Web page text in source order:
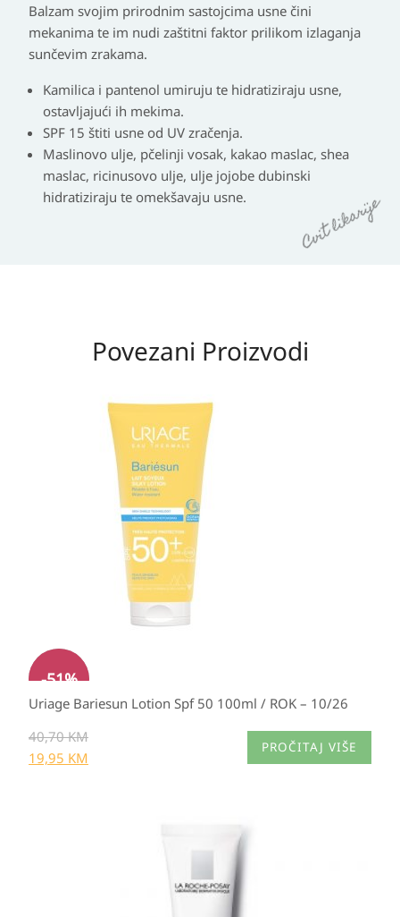
Balzam svojim prirodnim sastojcima usne čini
mekanima te im nudi zaštitni faktor prilikom izlaganja
sunčevim zrakama.
Kamilica i pantenol umiruju te hidratiziraju usne,
ostavljajući ih mekima.
SPF 15 štiti usne od UV zračenja.
Maslinovo ulje, pčelinji vosak, kakao maslac, shea
maslac, ricinusovo ulje, ulje jojobe dubinski
hidratiziraju te omekšavaju usne.
Povezani Proizvodi
-51%
Uriage Bariesun Lotion Spf 50 100ml / ROK – 10/26
40,70KM
19,95 KM
PROČITAJ VIŠE